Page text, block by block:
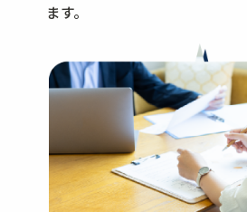
ます。